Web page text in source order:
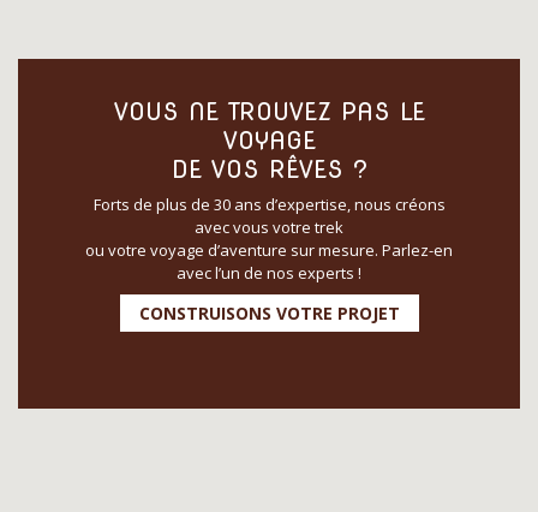
VOUS NE TROUVEZ PAS LE
VOYAGE
DE VOS RÊVES ?
Forts de plus de 30 ans d’expertise, nous créons
avec vous votre trek
ou votre voyage d’aventure sur mesure. Parlez-en
avec l’un de nos experts !
CONSTRUISONS VOTRE PROJET